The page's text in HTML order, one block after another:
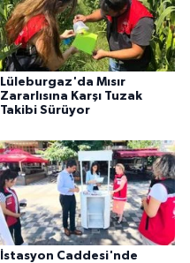
Lüleburgaz'da Mısır
Zararlısına Karşı Tuzak
Takibi Sürüyor
İstasyon Caddesi'nde